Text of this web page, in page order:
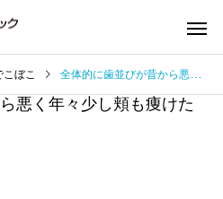
こぼこ 全体的に歯並びが昔から悪く年々少し頬も痩けた様に見えます
悪く年々少し頬も痩けた